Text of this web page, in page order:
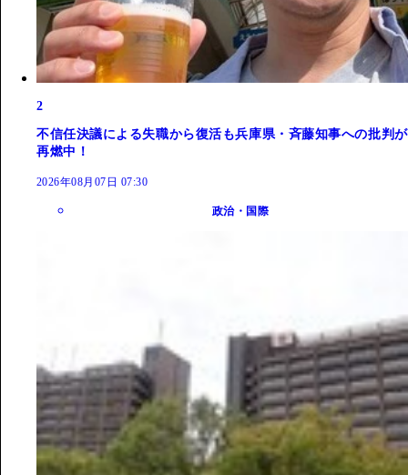
2
不信任決議による失職から復活も兵庫県・斉藤知事への批判が
再燃中！
2026年08月07日 07:30
政治・国際